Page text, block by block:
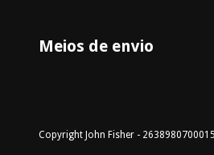
Meios de envio
Copyright John Fisher -